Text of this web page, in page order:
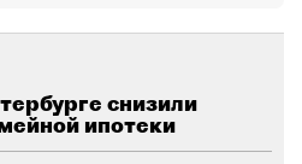
снизили
ипотеки